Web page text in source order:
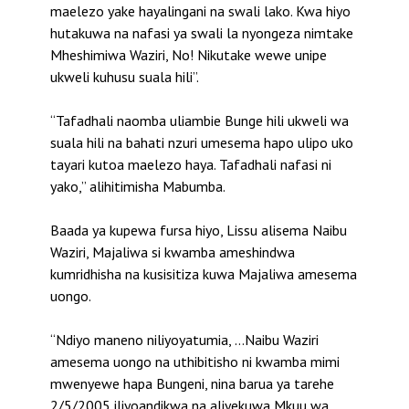
maelezo yake hayalingani na swali lako. Kwa hiyo
hutakuwa na nafasi ya swali la nyongeza nimtake
Mheshimiwa Waziri, No! Nikutake wewe unipe
ukweli kuhusu suala hili”.
“Tafadhali naomba uliambie Bunge hili ukweli wa
suala hili na bahati nzuri umesema hapo ulipo uko
tayari kutoa maelezo haya. Tafadhali nafasi ni
yako,” alihitimisha Mabumba.
Baada ya kupewa fursa hiyo, Lissu alisema Naibu
Waziri, Majaliwa si kwamba ameshindwa
kumridhisha na kusisitiza kuwa Majaliwa amesema
uongo.
“Ndiyo maneno niliyoyatumia, …Naibu Waziri
amesema uongo na uthibitisho ni kwamba mimi
mwenyewe hapa Bungeni, nina barua ya tarehe